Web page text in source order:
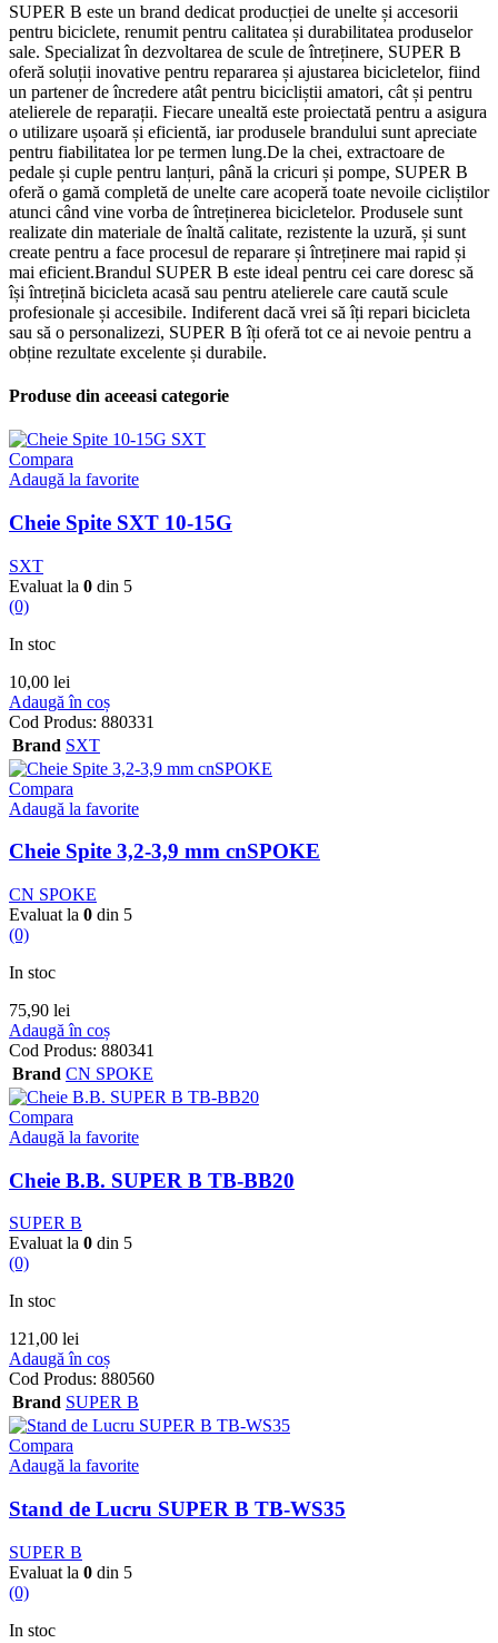
SUPER B este un brand dedicat producției de unelte și accesorii
pentru biciclete, renumit pentru calitatea și durabilitatea produselor
sale. Specializat în dezvoltarea de scule de întreținere, SUPER B
oferă soluții inovative pentru repararea și ajustarea bicicletelor, fiind
un partener de încredere atât pentru bicicliștii amatori, cât și pentru
atelierele de reparații. Fiecare unealtă este proiectată pentru a asigura
o utilizare ușoară și eficientă, iar produsele brandului sunt apreciate
pentru fiabilitatea lor pe termen lung.De la chei, extractoare de
pedale și cuple pentru lanțuri, până la cricuri și pompe, SUPER B
oferă o gamă completă de unelte care acoperă toate nevoile cicliștilor
atunci când vine vorba de întreținerea bicicletelor. Produsele sunt
realizate din materiale de înaltă calitate, rezistente la uzură, și sunt
create pentru a face procesul de reparare și întreținere mai rapid și
mai eficient.Brandul SUPER B este ideal pentru cei care doresc să
își întrețină bicicleta acasă sau pentru atelierele care caută scule
profesionale și accesibile. Indiferent dacă vrei să îți repari bicicleta
sau să o personalizezi, SUPER B îți oferă tot ce ai nevoie pentru a
obține rezultate excelente și durabile.
Produse din aceeasi categorie
Compara
Adaugă la favorite
Cheie Spite SXT 10-15G
SXT
Evaluat la 0 din 5
(0)
In stoc
10,00 lei
Adaugă în coș
Cod Produs: 880331
Brand SXT
Compara
Adaugă la favorite
Cheie Spite 3,2-3,9 mm cnSPOKE
CN SPOKE
Evaluat la 0 din 5
(0)
In stoc
75,90 lei
Adaugă în coș
Cod Produs: 880341
Brand CN SPOKE
Compara
Adaugă la favorite
Cheie B.B. SUPER B TB-BB20
SUPER B
Evaluat la 0 din 5
(0)
In stoc
121,00 lei
Adaugă în coș
Cod Produs: 880560
Brand SUPER B
Compara
Adaugă la favorite
Stand de Lucru SUPER B TB-WS35
SUPER B
Evaluat la 0 din 5
(0)
In stoc